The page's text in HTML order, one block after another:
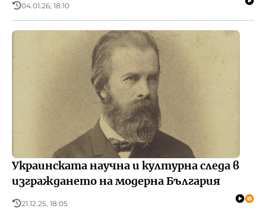
04.01.26, 18:10
Украинската научна и културна следа в
изграждането на модерна България
21.12.25, 18:05